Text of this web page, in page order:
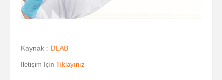
Kaynak : DLAB
İletişim İçin Tıklayınız